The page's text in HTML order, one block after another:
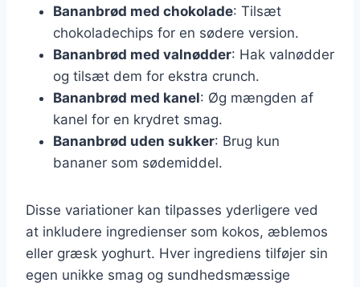
Bananbrød med chokolade: Tilsæt
chokoladechips for en sødere version.
Bananbrød med valnødder: Hak valnødder
og tilsæt dem for ekstra crunch.
Bananbrød med kanel: Øg mængden af
kanel for en krydret smag.
Bananbrød uden sukker: Brug kun
bananer som sødemiddel.
Disse variationer kan tilpasses yderligere ved
at inkludere ingredienser som kokos, æblemos
eller græsk yoghurt. Hver ingrediens tilføjer sin
egen unikke smag og sundhedsmæssige